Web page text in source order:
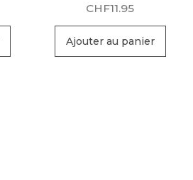
CHF11.95
Ajouter au panier